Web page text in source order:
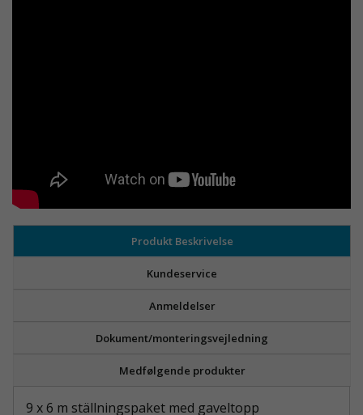
Produkt Beskrivelse
Kundeservice
Anmeldelser
Dokument/monteringsvejledning
Medfølgende produkter
9 x 6 m ställningspaket med gaveltopp